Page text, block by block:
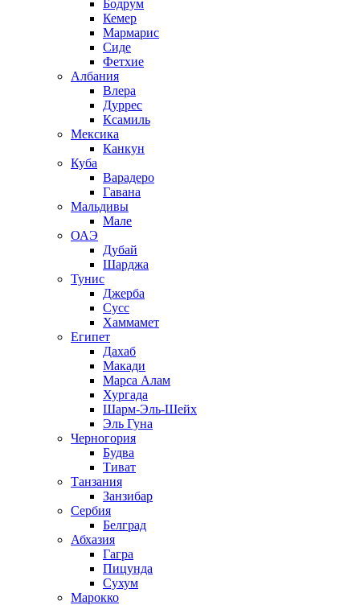
Бодрум
Кемер
Мармарис
Сиде
Фетхие
Албания
Влера
Дуррес
Ксамиль
Мексика
Канкун
Куба
Варадеро
Гавана
Мальдивы
Мале
ОАЭ
Дубай
Шарджа
Тунис
Джерба
Сусс
Хаммамет
Египет
Дахаб
Макади
Марса Алам
Хургада
Шарм-Эль-Шейх
Эль Гуна
Черногория
Будва
Тиват
Танзания
Занзибар
Сербия
Белград
Абхазия
Гагра
Пицунда
Сухум
Марокко